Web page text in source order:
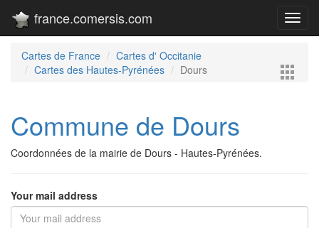
france.comersis.com
Cartes de France
Cartes d' Occitanie
Cartes des Hautes-Pyrénées
Dours
Commune de Dours
Coordonnées de la mairie de Dours - Hautes-Pyrénées.
Your mail address